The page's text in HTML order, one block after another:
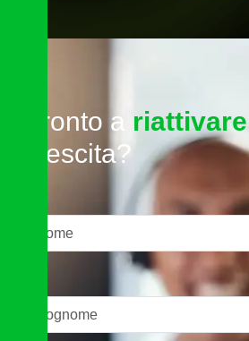
ronto a riattivare
escita?